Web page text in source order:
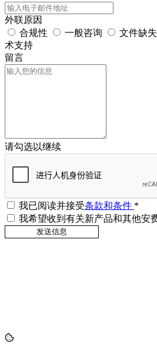
外联原因
合规性
一般咨询 文件缺失
术支持
留言
请勾选以继续
我已阅读并接受条款和条件 *
我希望收到有关新产品和其他安